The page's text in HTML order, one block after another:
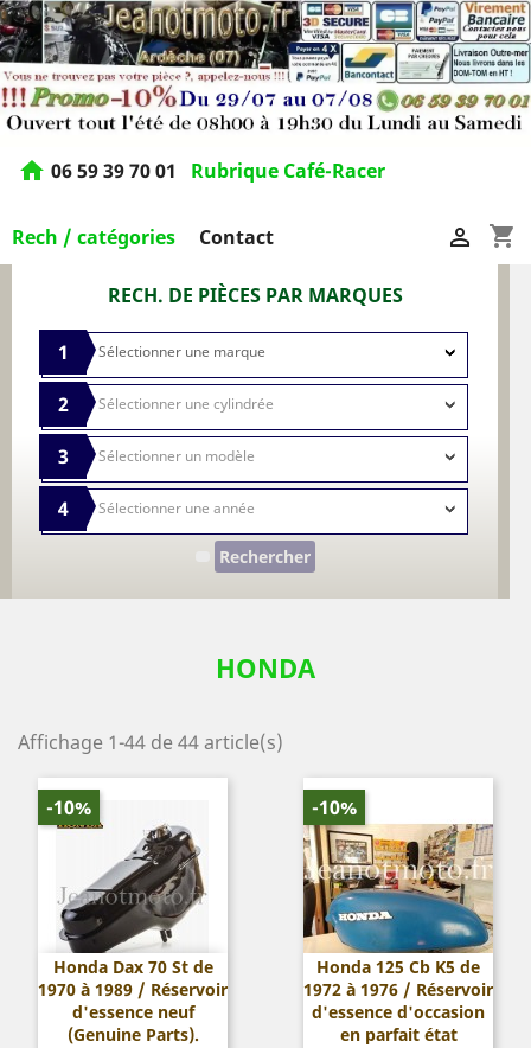
home 06 59 39 70 01 Rubrique Café-Racer
Rech / catégories Contact shopping_cart

RECH. DE PIÈCES PAR MARQUES
1
2
3
4
Rechercher
HONDA
Affichage 1-44 de 44 article(s)
Honda Dax 70 St de
1970 à 1989 / Réservoir
d'essence neuf
(Genuine Parts).
-10%
Honda 125 Cb K5 de
1972 à 1976 / Réservoir
d'essence d'occasion
en parfait état
-10%